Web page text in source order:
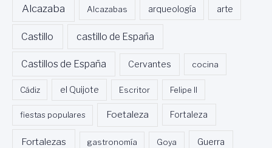
Alcazaba Alcazabas arqueología arte
Castillo castillo de España
Castillos de España Cervantes cocina
Cádiz el Quijote Escritor Felipe II
fiestas populares Foetaleza Fortaleza
Fortalezas gastronomía Goya Guerra